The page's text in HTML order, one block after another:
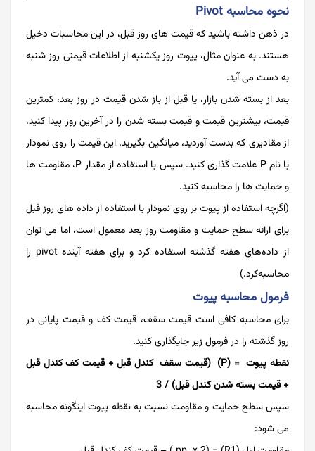
نحوه محاسبه Pivot
در ذهن داشته باشید که قیمت‌‌‌ های روز قبل، در این محاسبات دخیل
هستند. به عنوان مثال، پیوت روز یکشنبه از اطلاعات قیمتی روز شنبه
به‌‌‌ دست می ‌‌‌آید.
بعد از بسته ‌‌‌شدن بازار، یا قبل از باز شدن قیمت در روز بعد، کمترین
قیمت، بیشترین قیمت و قیمت بسته ‌‌‌شدن را در آخرین روز پیدا کنید.
از مقادیری که بدست آوردید، میانگین بگیرید. این قیمت را روی نمودار
با نام P علامت‌‌‌ گذاری کنید. سپس با استفاده از مقدار P، مقاومت‌‌‌ ها
و حمایت ‌‌‌ها را محاسبه کنید.
(اگرچه استفاده از پیوت بر روی نمودار با استفاده از داده‌‌‌ های روز قبل
برای ارائه سطح حمایت و مقاومت روز بعد معمول است، اما می ‌‌‌توان
از داده‌‌‌های هفته گذشته استفاده ‌‌‌کرد و برای هفته آینده pivot را
محاسبه‌‌‌کرد.)
فرمول محاسبه پیوت
برای محاسبه کافی است قیمت سقف، قیمت کف و قیمت پایانی در
روز گذشته را در فرمول زیر جایگذاری کنید.
نقطه پیوت = (P) (قیمت سقف کندل قبل + قیمت کف کندل قبل
+ قیمت بسته شدن کندل قبل) / 3
سپس سطح حمایت و مقاومت نسبت به نقطه پیوت اینگونه محاسبه
می شود: